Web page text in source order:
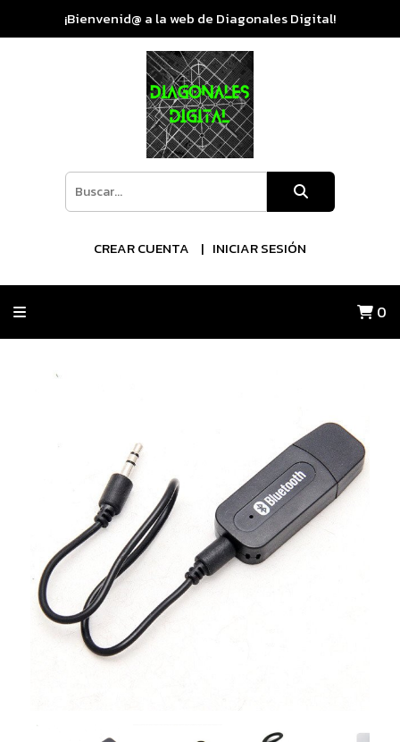
¡Bienvenid@ a la web de Diagonales Digital!
CREAR CUENTA INICIAR SESIÓN
0